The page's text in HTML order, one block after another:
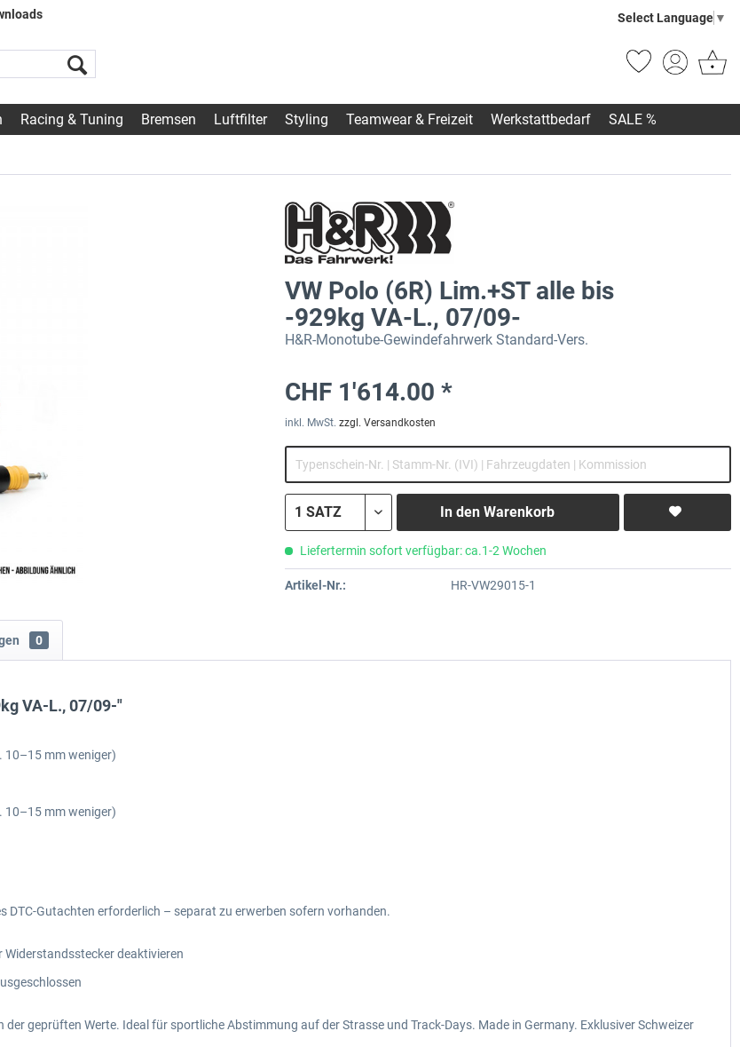
Select Language ▼
Racing & Tuning Bremsen Luftfilter Styling Teamwear & Freizeit Werkstattbedarf SALE %
VW Polo (6R) Lim.+ST alle bis
-929kg VA-L., 07/09-
H&R-Monotube-Gewindefahrwerk Standard-Vers.
CHF 1'614.00 *
inkl. MwSt. zzgl. Versandkosten
In den Warenkorb
Liefertermin sofort verfügbar: ca.1-2 Wochen
Artikel-Nr.: HR-VW29015-1
0
VA-L., 07/09-"
10–15 mm weniger)
10–15 mm weniger)
DTC-Gutachten erforderlich – separat zu erwerben sofern vorhanden.
deaktivieren
geprüften Werte. Ideal für sportliche Abstimmung auf der Strasse und Track-Days. Made in Germany. Exklusiver Schweizer